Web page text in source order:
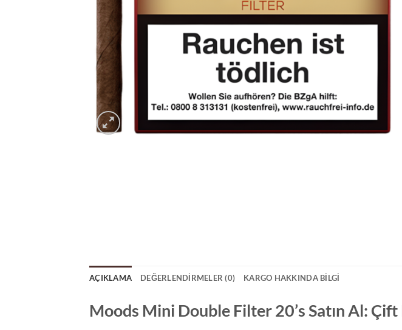
AÇIKLAMA DEĞERLENDIRMELER (0) KARGO HAKKINDA BILGI
Moods Mini Double Filter 20’s Satın Al: